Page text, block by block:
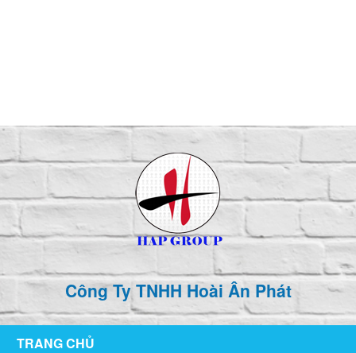
Công Ty TNHH Hoài Ân Phát
TRANG CHỦ